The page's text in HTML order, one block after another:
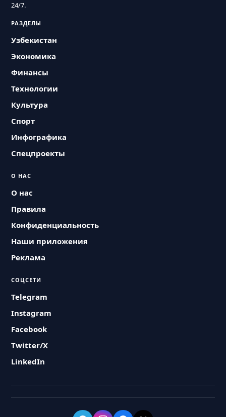
24/7.
РАЗДЕЛЫ
Узбекистан
Экономика
Финансы
Технологии
Культура
Спорт
Инфографика
Спецпроекты
О НАС
О нас
Правила
Конфиденциальность
Наши приложения
Реклама
СОЦСЕТИ
Telegram
Instagram
Facebook
Twitter/X
LinkedIn